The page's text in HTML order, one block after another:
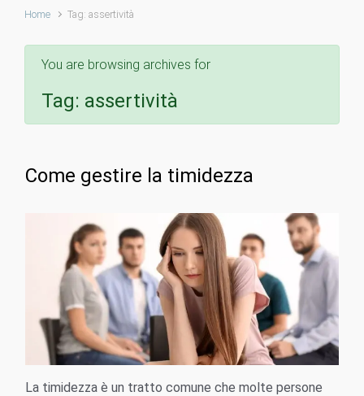
Home Tag: assertività
You are browsing archives for
Tag: assertività
Come gestire la timidezza
La timidezza è un tratto comune che molte persone